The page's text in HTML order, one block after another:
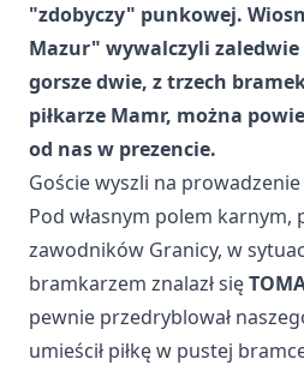
"zdobyczy" punkowej.
Mazur" wywalczyli
gorsze dwie, z trzech
piłkarze Mamr, można
od nas w prezencie.
Goście wyszli na
Pod własnym polem karnym,
zawodników Granicy, w
bramkarzem znalazł się
pewnie przedryblował
umieścił piłkę w pustej